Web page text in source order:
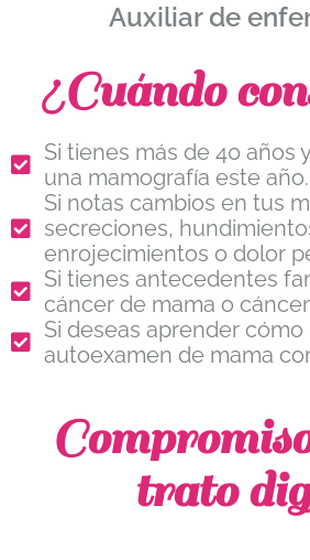
Auxiliar de
¿Cuándo
Si tienes más de 40 años
una mamografía este año.
Si notas cambios en tus
secreciones,
enrojecimientos o dolor
Si tienes antecedentes
cáncer de mama o
Si deseas aprender
autoexamen de mama
trato